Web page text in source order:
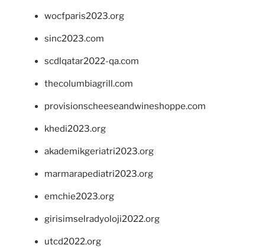
wocfparis2023.org
sinc2023.com
scdlqatar2022-qa.com
thecolumbiagrill.com
provisionscheeseandwineshoppe.com
khedi2023.org
akademikgeriatri2023.org
marmarapediatri2023.org
emchie2023.org
girisimselradyoloji2022.org
utcd2022.org